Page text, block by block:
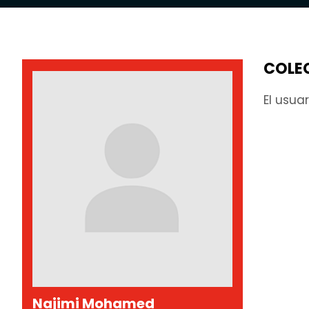
Najimi Mohamed
El